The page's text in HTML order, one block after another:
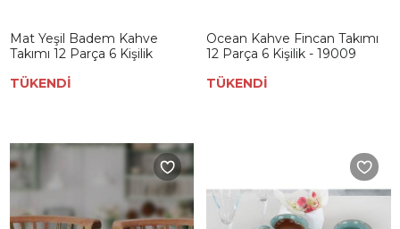
Mat Yeşil Badem Kahve
Takımı 12 Parça 6 Kişilik
TÜKENDİ
Ocean Kahve Fincan Takımı
12 Parça 6 Kişilik - 19009
TÜKENDİ